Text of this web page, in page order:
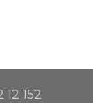
12 152